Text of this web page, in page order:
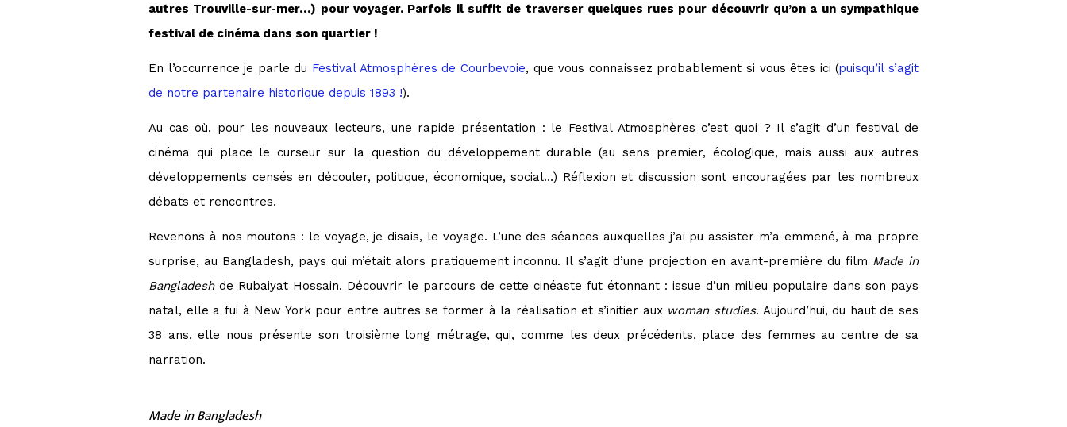
autres Trouville-sur-mer…) pour voyager. Parfois il suffit de traverser quelques rues pour découvrir qu’on a un sympathique
festival de cinéma dans son quartier !
En l’occurrence je parle du Festival Atmosphères de Courbevoie, que vous connaissez probablement si vous êtes ici (puisqu’il s’agit
de notre partenaire historique depuis 1893 !).
Au cas où, pour les nouveaux lecteurs, une rapide présentation : le Festival Atmosphères c’est quoi ? Il s’agit d’un festival de
cinéma qui place le curseur sur la question du développement durable (au sens premier, écologique, mais aussi aux autres
développements censés en découler, politique, économique, social…) Réflexion et discussion sont encouragées par les nombreux
débats et rencontres.
Revenons à nos moutons : le voyage, je disais, le voyage. L’une des séances auxquelles j’ai pu assister m’a emmené, à ma propre
surprise, au Bangladesh, pays qui m’était alors pratiquement inconnu. Il s’agit d’une projection en avant-première du film Made in
Bangladeshde Rubaiyat Hossain. Découvrir le parcours de cette cinéaste fut étonnant : issue d’un milieu populaire dans son pays
natal, elle a fui à New York pour entre autres se former à la réalisation et s’initier auxwoman studies. Aujourd’hui, du haut de ses
38 ans, elle nous présente son troisième long métrage, qui, comme les deux précédents, place des femmes au centre de sa
narration.
Made in Bangladesh